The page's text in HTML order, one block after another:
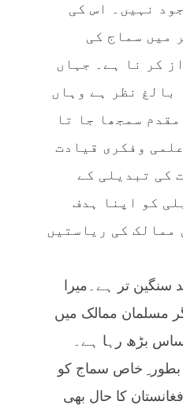
نہیں۔ اس کی
میں سماج کی
کر نا ہے۔ جہاں
بالغ نظر ہے وہاں
سمجھا جا تا
وفکری قیادت
کی تبدیلی کے
کو اپنا ہدف
ممالک کی ریاستیں
سنگین تر ہے۔میرا
مسلمان ممالک میں
بڑھ رہا ہے۔
بطور ِ خاص سماج کو
کا حال بھی